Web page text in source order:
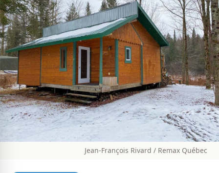
Jean-François Rivard / Remax Québec